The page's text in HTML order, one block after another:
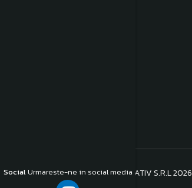
SocialUrmareste-ne in social media
©Copyright S.C. BB COM CONSULTATIV S.R.L 2026
Platforma E-commerce by Gomag